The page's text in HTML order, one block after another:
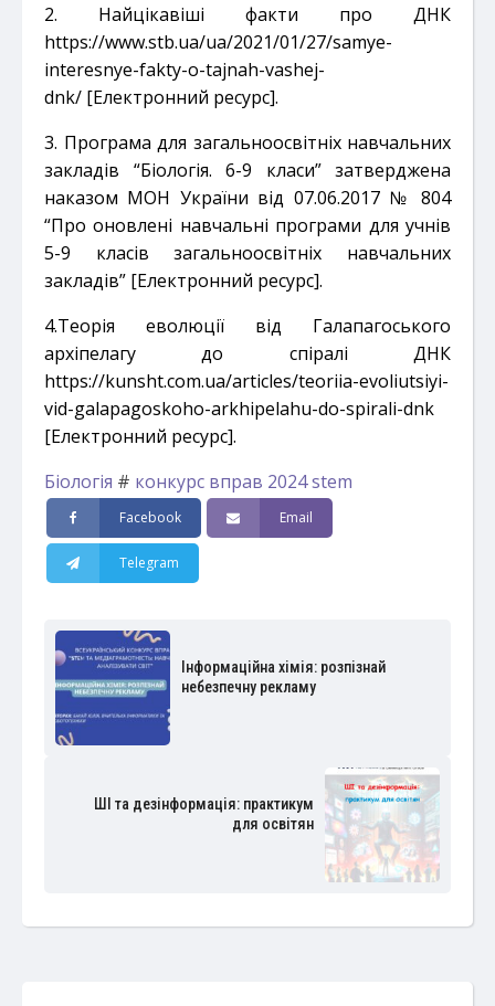
2. Найцікавіші факти про ДНК
https://www.stb.ua/ua/2021/01/27/samye-
interesnye-fakty-o-tajnah-vashej-
dnk/ [Електронний ресурс].
3. Програма для загальноосвітніх навчальних
закладів “Біологія. 6-9 класи” затверджена
наказом МОН України від 07.06.2017 № 804
“Про оновлені навчальні програми для учнів
5-9 класів загальноосвітніх навчальних
закладів” [Електронний ресурс].
4.Теорія еволюції від Галапагоського
архіпелагу до спіралі ДНК
https://kunsht.com.ua/articles/teoriia-evoliutsiyi-
vid-galapagoskoho-arkhipelahu-do-spirali-dnk
[Електронний ресурс].
Біологія # конкурс вправ 2024 stem
Facebook Email
Telegram
Інформаційна хімія: розпізнай
небезпечну рекламу
ШІ та дезінформація: практикум
для освітян